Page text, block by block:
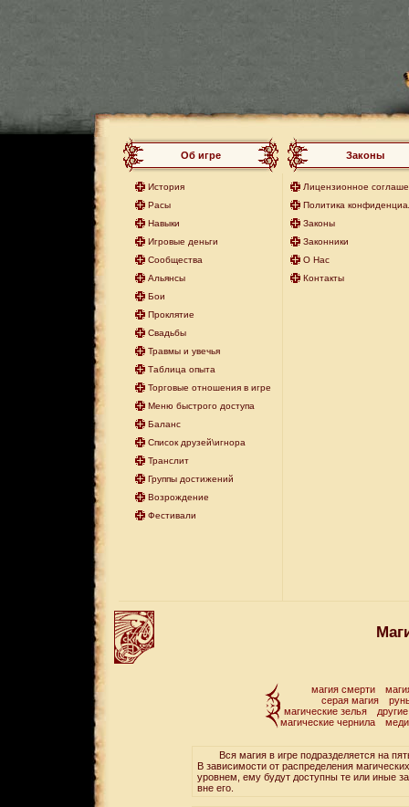
Об игре Законы
История
Расы
Навыки
Игровые деньги
Сообщества
Альянсы
Бои
Проклятие
Свадьбы
Травмы и увечья
Таблица опыта
Торговые отношения в игре
Меню быстрого доступа
Баланс
Список друзей\игнора
Транслит
Группы достижений
Возрождение
Фестивали
Лицензионное
Политика
Законы
Законники
О Нас
Контакты
магия смерти
серая магия
магические зелья
магические чернила
Вся магия в игре подразделяется на
В зависимости от распределения
уровнем, ему будут доступны те или иные
вне его.